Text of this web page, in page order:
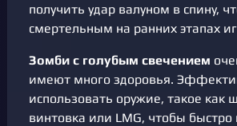
получить удар валуном в спину,
смертельным на ранних этапах
Зомби с голубым свечением
имеют много здоровья.
использовать оружие, такое как
винтовка или LMG, чтобы быстро